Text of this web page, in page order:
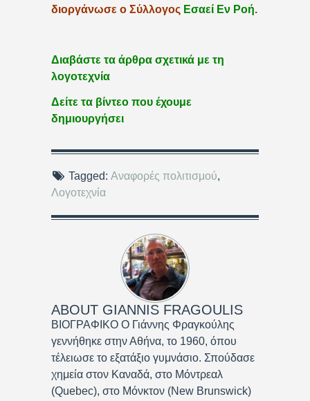
διοργάνωσε ο Σύλλογος Εσαεί Εν Ροή.
Διαβάστε τα άρθρα σχετικά με τη
λογοτεχνία
Δείτε τα βίντεο που έχουμε
δημιουργήσει
Tagged: Αναφορές πολιτισμού,
Λογοτεχνία
ABOUT GIANNIS FRAGOULIS
ΒΙΟΓΡΑΦΙΚΟ Ο Γιάννης Φραγκούλης
γεννήθηκε στην Αθήνα, το 1960, όπου
τέλειωσε το εξατάξιο γυμνάσιο. Σπούδασε
χημεία στον Καναδά, στο Μόντρεαλ
(Quebec), στο Μόνκτον (New Brunswick)